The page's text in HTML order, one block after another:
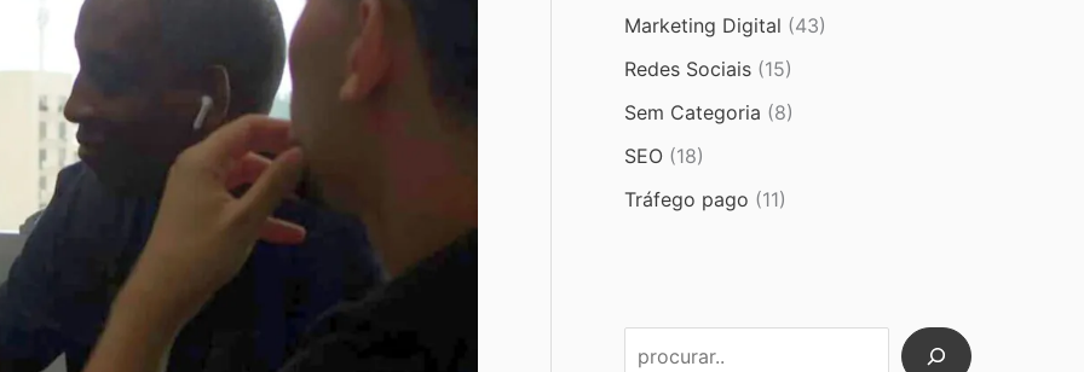
Marketing Digital (43)
Redes Sociais (15)
Sem Categoria (8)
SEO (18)
Tráfego pago (11)